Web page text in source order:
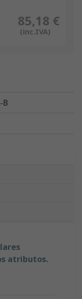
85,18 €
(inc.IVA)
B
atributos.